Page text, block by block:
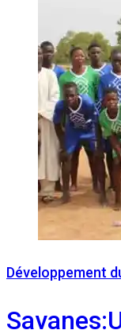
Développement